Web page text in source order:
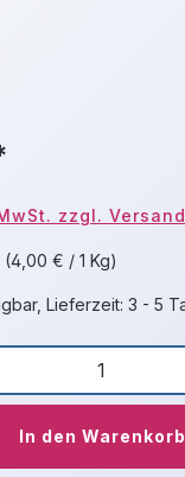
zzgl.
(4,00 € / 1 Kg)
Lieferzeit: 3 - 5
Anzahl: Gib
In den Warenkorb